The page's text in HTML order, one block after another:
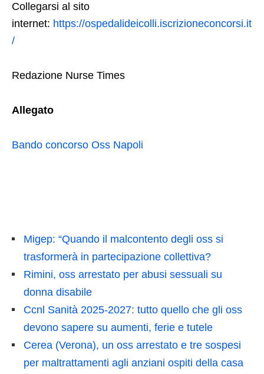
Collegarsi al sito
internet: https://ospedalideicolli.iscrizioneconcorsi.it
/
Redazione Nurse Times
Allegato
Bando concorso Oss Napoli
Migep: “Quando il malcontento degli oss si
trasformerà in partecipazione collettiva?
Rimini, oss arrestato per abusi sessuali su
donna disabile
Ccnl Sanità 2025-2027: tutto quello che gli oss
devono sapere su aumenti, ferie e tutele
Cerea (Verona), un oss arrestato e tre sospesi
per maltrattamenti agli anziani ospiti della casa